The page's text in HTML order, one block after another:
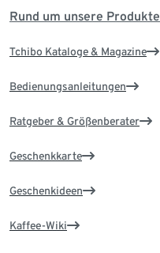
Rund um unsere Produkte
Tchibo Kataloge & Magazine
Bedienungsanleitungen
Ratgeber & Größenberater
Geschenkkarte
Geschenkideen
Kaffee-Wiki